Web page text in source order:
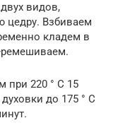
видов,
цедру. Взбиваем
кладем в
при 220 ° С 15
до 175 ° С